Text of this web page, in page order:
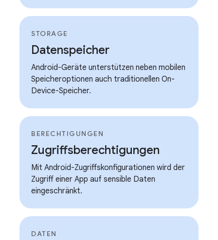
STORAGE
Datenspeicher
Android-Geräte unterstützen neben mobilen
Speicheroptionen auch traditionellen On-
Device-Speicher.
BERECHTIGUNGEN
Zugriffsberechtigungen
Mit Android-Zugriffskonfigurationen wird der
Zugriff einer App auf sensible Daten
eingeschränkt.
DATEN